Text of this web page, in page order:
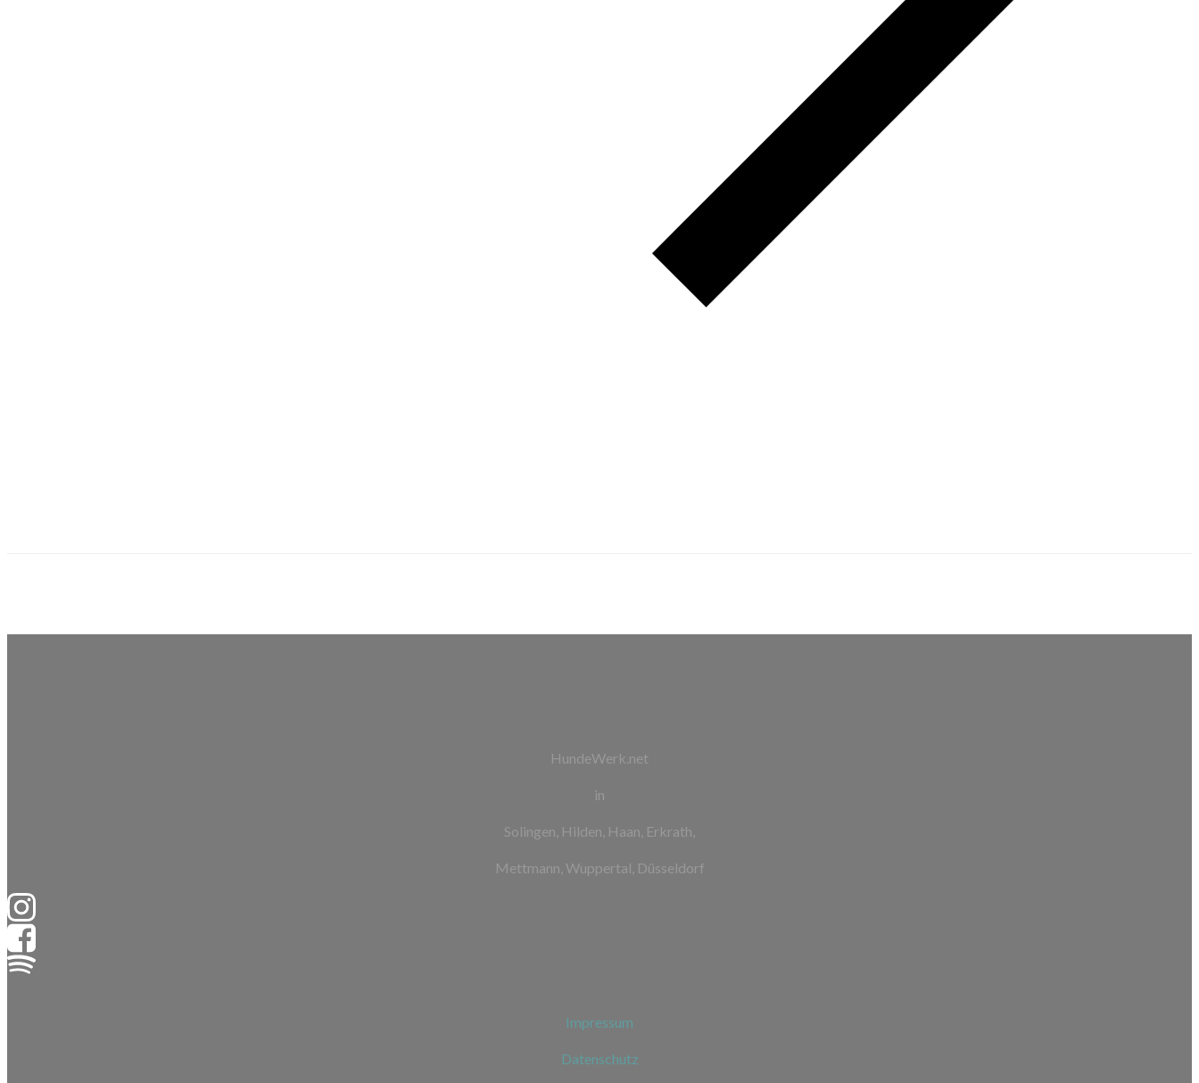
HundeWerk.net
in
Solingen, Hilden, Haan, Erkrath,
Mettmann, Wuppertal, Düsseldorf
Impressum
Datenschutz